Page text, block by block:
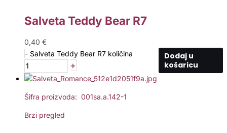
Salveta Teddy Bear R7
0,40 €
- Salveta Teddy Bear R7 količina
+
Dodaj u
košaricu
Šifra proizvoda: 001sa.a.142-1
Brzi pregled